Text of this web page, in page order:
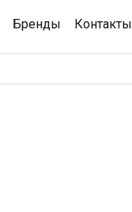
Бренды Контакты